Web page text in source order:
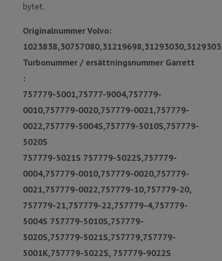
bytet.
Originalnummer Volvo:
Turbonummer / ersättningsnummer Garrett
:
757779-5001,75777-9004,757779-
0010,757779-0020,757779-0021,757779-
0022,757779-5004S,757779-5010S,757779-
5020S
757779-5021S 757779-5022S,757779-
0004,757779-0010,757779-0020,757779-
0021,757779-0022,757779-10,757779-20,
757779-21,757779-22,757779-4,757779-
5004S 757779-5010S,757779-
5020S,757779-5021S,757779,757779-
5001K,757779-5022S, 757779-9022S